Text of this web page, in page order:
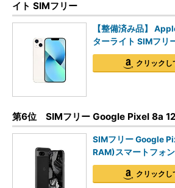
イト SIMフリー
【整備済み品】
ターライト SIMフリ
クリックし
第6位 SIMフリー Google Pixel 8a
SIMフリー Google
RAM)スマートフォ
クリックし